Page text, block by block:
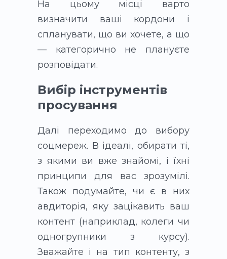
На цьому місці варто
визначити ваші кордони і
спланувати, що ви хочете, а що
— категорично не плануєте
розповідати.
Вибір інструментів
просування
Далі переходимо до вибору
соцмереж. В ідеалі, обирати ті,
з якими ви вже знайомі, і їхні
принципи для вас зрозумілі.
Також подумайте, чи є в них
авдиторія, яку зацікавить ваш
контент (наприклад, колеги чи
одногрупники з курсу).
Зважайте і на тип контенту, з